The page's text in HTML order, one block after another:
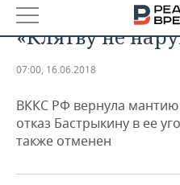
БАШКОРТОСТАН
ТАТАРСТАН
НОВОСТИ
АНАЛИТИКА
ДЕКЛАРАЦИИ О
НОВОСТИ ЭКОНОМИКИ
ПРОМЫШЛЕННОСТЬ
«Уволенная»
«Клятву не
07:00, 16.06.2018
ВККС РФ вернула мантию
отказ Бастрыкину в ее
также отменен